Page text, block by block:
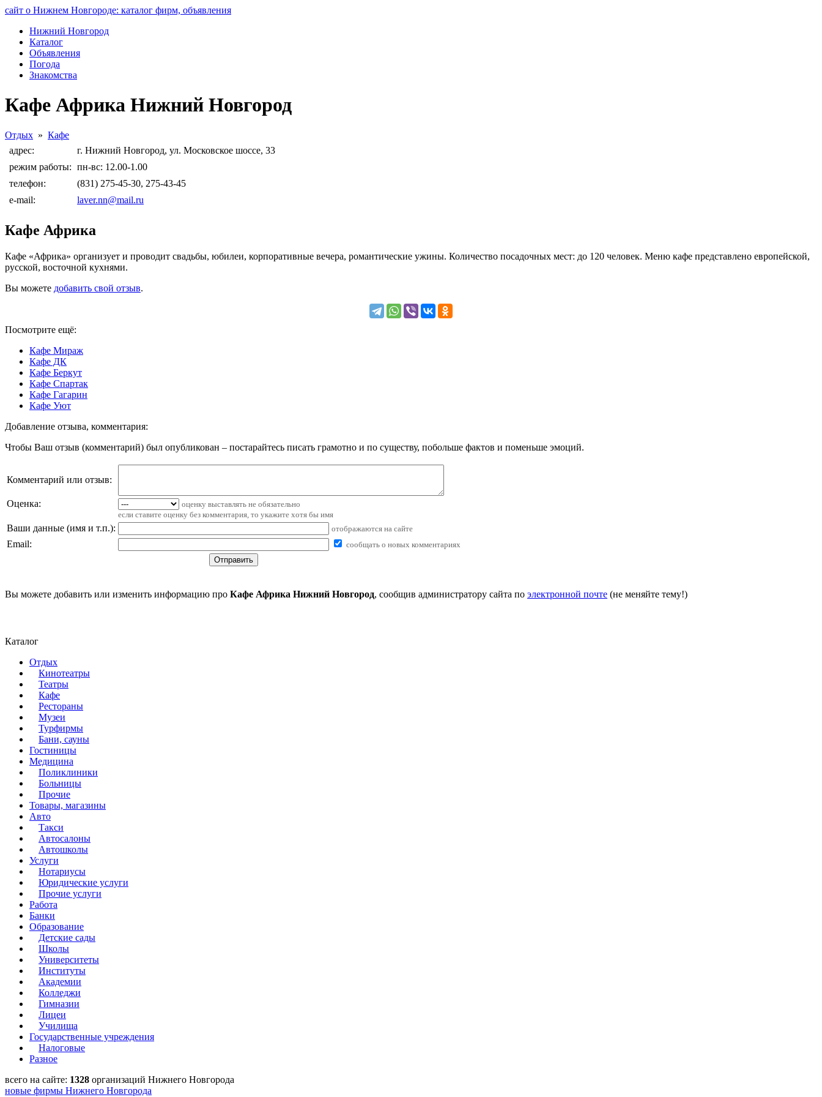
сайт о Нижнем Новгороде: каталог фирм, объявления
Нижний Новгород
Каталог
Объявления
Погода
Знакомства
Кафе Африка Нижний Новгород
Отдых » Кафе
адрес:
г. Нижний Новгород, ул. Московское шоссе, 33
режим работы: пн-вс: 12.00-1.00
телефон:
(831) 275-45-30, 275-43-45
e-mail:
laver.nn@mail.ru
Кафе Африка
Кафе «Африка» организует и проводит свадьбы, юбилеи, корпоративные вечера, романтические ужины. Количество посадочных мест: до 120 человек. Меню кафе представлено европейской,
русской, восточной кухнями.
Вы можете добавить свой отзыв.
Посмотрите ещё:
Кафе Мираж
Кафе ДК
Кафе Беркут
Кафе Спартак
Кафе Гагарин
Кафе Уют
Добавление отзыва, комментария:
Чтобы Ваш отзыв (комментарий) был опубликован – постарайтесь писать грамотно и по существу, побольше фактов и поменьше эмоций.
Комментарий или отзыв:
Оценка:
оценку выставлять не обязательно
если ставите оценку без комментария, то укажите хотя бы имя
Ваши данные (имя и т.п.): отображаются на сайте
Email: сообщать о новых комментариях
Вы можете добавить или изменить информацию про Кафе Африка Нижний Новгород, сообщив администратору сайта по электронной почте (не меняйте тему!)
Каталог
Отдых
Кинотеатры
Театры
Кафе
Рестораны
Музеи
Турфирмы
Бани, сауны
Гостиницы
Медицина
Поликлиники
Больницы
Прочие
Товары, магазины
Авто
Такси
Автосалоны
Автошколы
Услуги
Нотариусы
Юридические услуги
Прочие услуги
Работа
Банки
Образование
Детские сады
Школы
Университеты
Институты
Академии
Колледжи
Гимназии
Лицеи
Училища
Государственные учреждения
Налоговые
Разное
всего на сайте: 1328 организаций Нижнего Новгорода
новые фирмы Нижнего Новгорода